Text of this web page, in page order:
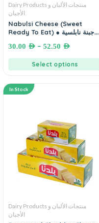
Dairy Products منتجات الألبان و
الأجبان
Nabulsi Cheese (Sweet
Ready To Eat) ● جبنة نابلسية
30.00 AED – 52.50 AED
Select options
In Stock
Dairy Products منتجات الألبان و
الأجبان